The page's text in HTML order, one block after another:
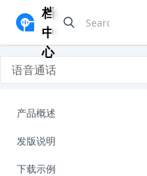
档
中
心
语音通话
产品概述
发版说明
下载示例